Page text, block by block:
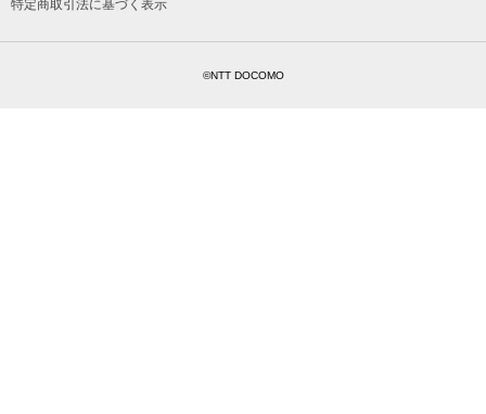
特定商取引法に基づく表示
©NTT DOCOMO